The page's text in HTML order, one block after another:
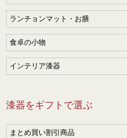
ランチョンマット・お膳
食卓の小物
インテリア漆器
漆器をギフトで選ぶ
まとめ買い割引商品